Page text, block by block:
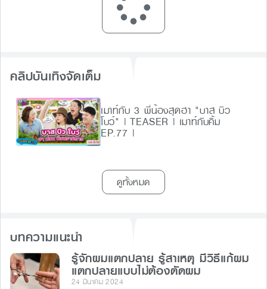
คลิปบันเทิงจัดเต็ม
เมาท์กับ 3 พี่น้องสุดฮา "บาส บิว
โบว์" | TEASER | เมาท์กับคิ้ม
EP.77 |
ดูทั้งหมด
บทความแนะนำ
รู้จักผมแตกปลาย รู้สาเหตุ มีวิธีแก้ผม
แตกปลายแบบไม่ต้องตัดผม
24 มีนาคม 2024